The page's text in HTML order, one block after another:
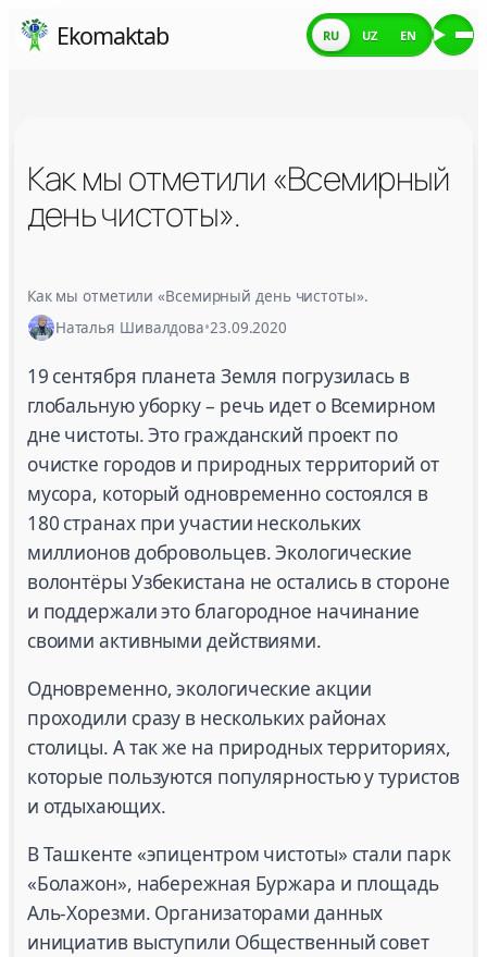
Skip Ekomaktab RU UZ EN
Как мы отметили «Всемирный
день чистоты».
Как мы отметили «Всемирный день чистоты».
Наталья Шивалдова•23.09.2020
19 сентября планета Земля погрузилась в
глобальную уборку – речь идет о Всемирном
дне чистоты. Это гражданский проект по
очистке городов и природных территорий от
мусора, который одновременно состоялся в
180 странах при участии нескольких
миллионов добровольцев. Экологические
волонтёры Узбекистана не остались в стороне
и поддержали это благородное начинание
своими активными действиями.
Одновременно, экологические акции
проходили сразу в нескольких районах
столицы. А так же на природных территориях,
которые пользуются популярностью у туристов
и отдыхающих.
В Ташкенте «эпицентром чистоты» стали парк
«Болажон», набережная Буржара и площадь
Аль-Хорезми. Организаторами данных
инициатив выступили Общественный совет